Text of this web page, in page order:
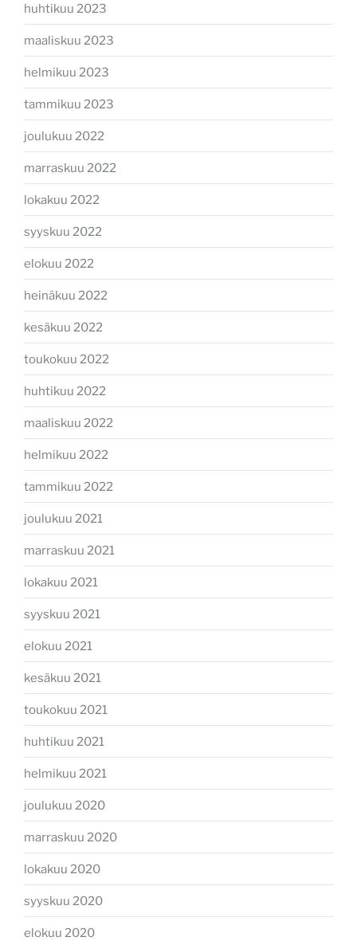
huhtikuu 2023
maaliskuu 2023
helmikuu 2023
tammikuu 2023
joulukuu 2022
marraskuu 2022
lokakuu 2022
syyskuu 2022
elokuu 2022
heinäkuu 2022
kesäkuu 2022
toukokuu 2022
huhtikuu 2022
maaliskuu 2022
helmikuu 2022
tammikuu 2022
joulukuu 2021
marraskuu 2021
lokakuu 2021
syyskuu 2021
elokuu 2021
kesäkuu 2021
toukokuu 2021
huhtikuu 2021
helmikuu 2021
joulukuu 2020
marraskuu 2020
lokakuu 2020
syyskuu 2020
elokuu 2020